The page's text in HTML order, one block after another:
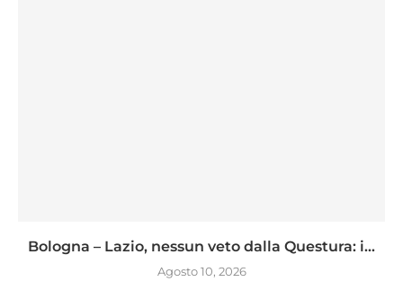
Bologna – Lazio, nessun veto dalla Questura: i...
Agosto 10, 2026